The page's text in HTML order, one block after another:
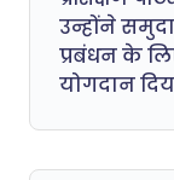
उन्होंने
प्रबंधन के
योगदान